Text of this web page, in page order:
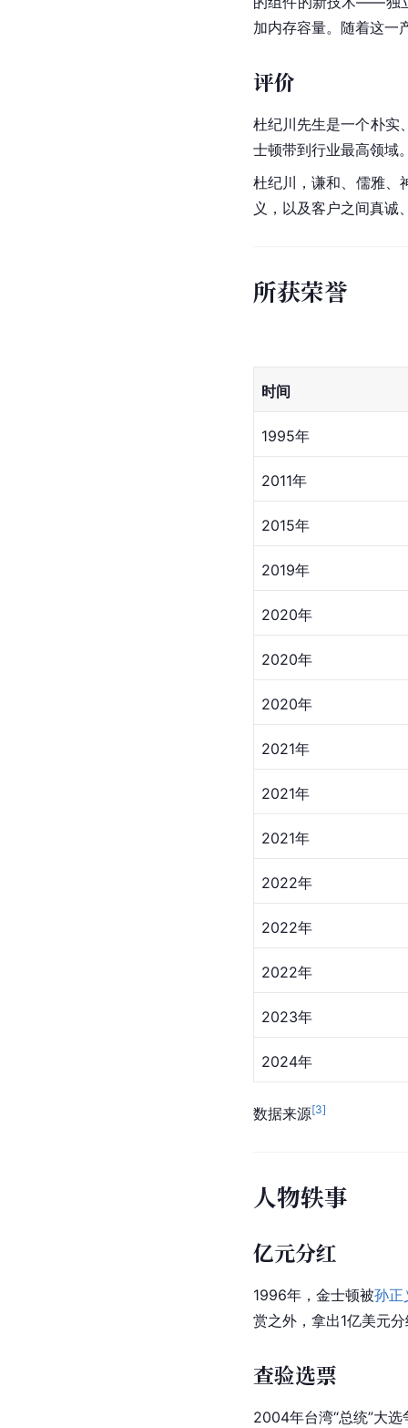
加内存容量。随着这一
评价
杜纪川先生是一个朴实
士顿带到行业最高领域
杜纪川，谦和、儒雅、
义，以及客户之间真诚
所获荣誉
时间
1995年
2011年
2015年
2019年
2020年
2020年
2020年
2021年
2021年
2021年
2022年
2022年
2022年
2023年
2024年
数据来源[3]
人物轶事
亿元分红
1996年，金士顿被孙正
赏之外，拿出1亿美元
查验选票
2004年台湾“总统”大